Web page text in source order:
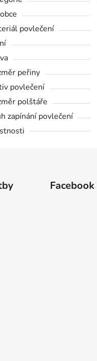
povlečení
peřiny
povlečení
polštáře
zapínání povlečení
Facebook